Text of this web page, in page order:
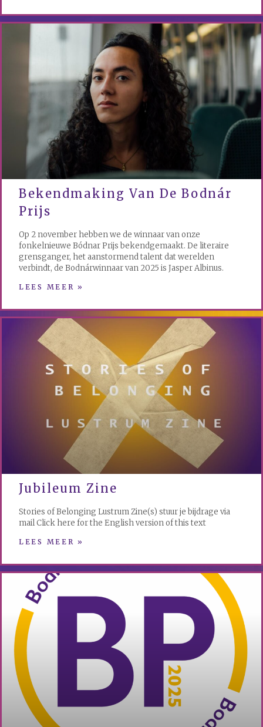
Bekendmaking Van De Bodnár
Prijs
Op 2 november hebben we de winnaar van onze
fonkelnieuwe Bódnar Prijs bekendgemaakt. De literaire
grensganger, het aanstormend talent dat werelden
verbindt, de Bodnárwinnaar van 2025 is Jasper Albinus.
LEES MEER »
Jubileum Zine
Stories of Belonging Lustrum Zine(s) stuur je bijdrage via
mail Click here for the English version of this text
LEES MEER »